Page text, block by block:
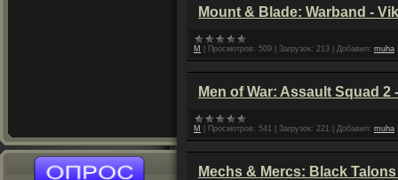
Mount & Blade: Warband -
M Просмотров: 509 Загрузок: 213 Добавил: muha
Men of War: Assault Squad 2
M Просмотров: 541 Загрузок: 221 Добавил: muha
Mechs & Mercs: Black